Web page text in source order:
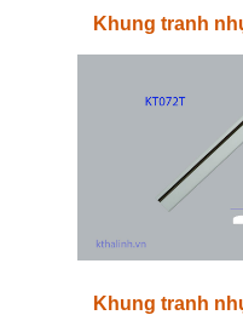
Khung tranh
Khung tranh